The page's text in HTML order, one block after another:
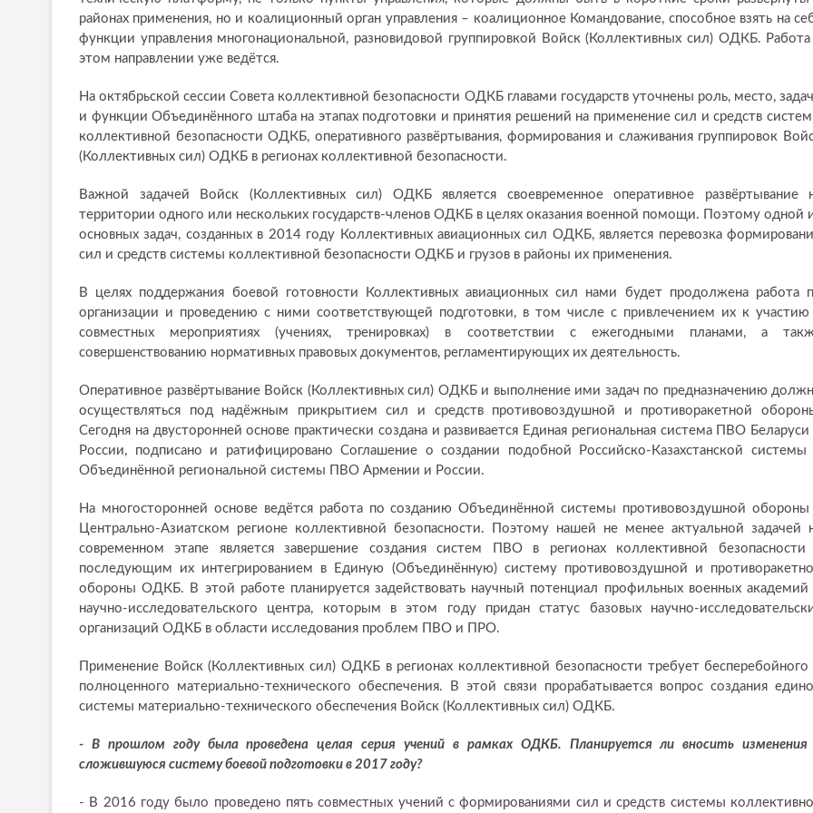
районах применения, но и коалиционный орган управления – коалиционное Командование, способное взять на
функции управления многонациональной, разновидовой группировкой Войск (Коллективных сил) ОДКБ. Работа
этом направлении уже ведётся.
На октябрьской сессии Совета коллективной безопасности ОДКБ главами государств уточнены роль, место,
и функции Объединённого штаба на этапах подготовки и принятия решений на применение сил и средств
коллективной безопасности ОДКБ, оперативного развёртывания, формирования и слаживания группировок
(Коллективных сил) ОДКБ в регионах коллективной безопасности.
Важной задачей Войск (Коллективных сил) ОДКБ является своевременное оперативное развёртывание
территории одного или нескольких государств-членов ОДКБ в целях оказания военной помощи. Поэтому одной
основных задач, созданных в 2014 году Коллективных авиационных сил ОДКБ, является перевозка
сил и средств системы коллективной безопасности ОДКБ и грузов в районы их применения.
В целях поддержания боевой готовности Коллективных авиационных сил нами будет продолжена работа
организации и проведению с ними соответствующей подготовки, в том числе с привлечением их к участию
совместных мероприятиях (учениях, тренировках) в соответствии с ежегодными планами, а
совершенствованию нормативных правовых документов, регламентирующих их деятельность.
Оперативное развёртывание Войск (Коллективных сил) ОДКБ и выполнение ими задач по предназначению
осуществляться под надёжным прикрытием сил и средств противовоздушной и противоракетной
Сегодня на двусторонней основе практически создана и развивается Единая региональная система ПВО Беларуси
России, подписано и ратифицировано Соглашение о создании подобной Российско-Казахстанской системы
Объединённой региональной системы ПВО Армении и России.
На многосторонней основе ведётся работа по созданию Объединённой системы противовоздушной обороны
Центрально-Азиатском регионе коллективной безопасности. Поэтому нашей не менее актуальной задачей
современном этапе является завершение создания систем ПВО в регионах коллективной безопасности
последующим их интегрированием в Единую (Объединённую) систему противовоздушной и
обороны ОДКБ. В этой работе планируется задействовать научный потенциал профильных военных академий
научно-исследовательского центра, которым в этом году придан статус базовых научно-
организаций ОДКБ в области исследования проблем ПВО и ПРО.
Применение Войск (Коллективных сил) ОДКБ в регионах коллективной безопасности требует бесперебойного
полноценного материально-технического обеспечения. В этой связи прорабатывается вопрос создания
системы материально-технического обеспечения Войск (Коллективных сил) ОДКБ.
- В прошлом году была проведена целая серия учений в рамках ОДКБ. Планируется ли вносить изменения
сложившуюся систему боевой подготовки в 2017 году?
- В 2016 году было проведено пять совместных учений с формированиями сил и средств системы